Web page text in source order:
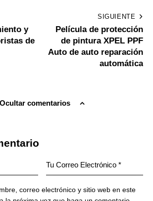
y
de
SIGUIENTE
Película de protección
de pintura XPEL PPF
Auto de auto reparación
automática
Ocultar comentarios
correo electrónico y sitio web en este